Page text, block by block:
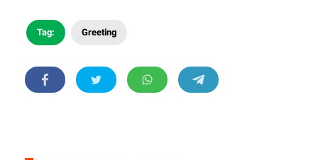
Tag: Greeting